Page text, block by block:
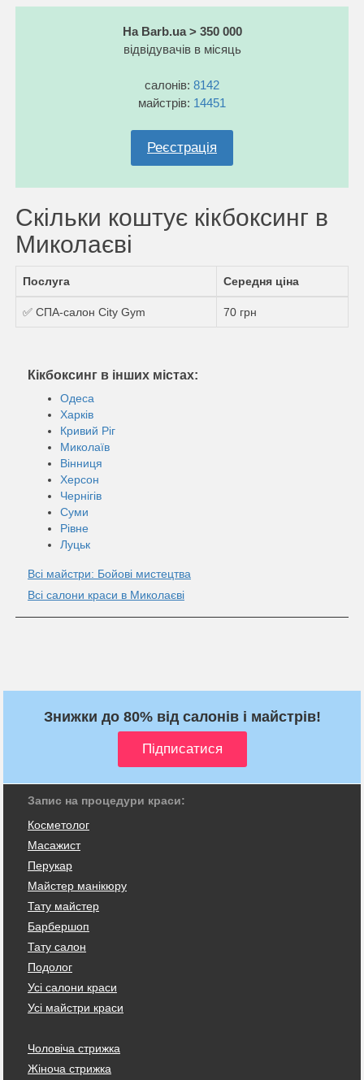
На Barb.ua > 350 000
відвідувачів в місяць
салонів: 8142
майстрів: 14451
Реєстрація
Скільки коштує кікбоксинг в
Миколаєві
Послуга Середня ціна
✅ СПА-салон City Gym 70 грн
Кікбоксинг в інших містах:
Одеса
Харків
Кривий Ріг
Миколаїв
Вінниця
Херсон
Чернігів
Суми
Рівне
Луцьк
Всі майстри: Бойові мистецтва
Всі салони краси в Миколаєві
Знижки до 80% від салонів і майстрів!
Запис на процедури краси:
Косметолог
Масажист
Перукар
Майстер манікюру
Тату майстер
Барбершоп
Тату салон
Подолог
Усі салони краси
Усі майстри краси
Чоловіча стрижка
Жіноча стрижка